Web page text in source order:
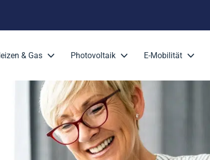
& Gas Photovoltaik E-Mobilität